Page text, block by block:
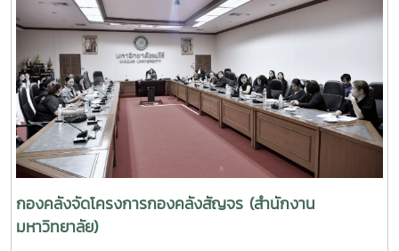
กองคลังจัดโครงการกองคลังสัญจร (สำนักงาน
มหาวิทยาลัย)